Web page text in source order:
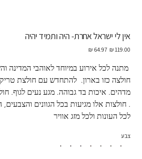
אין לי ישראל אחרת- היה ותמיד יהיה
מחיר
מחיר
‏64.97 ‏₪
מתנה לכל אירוע במיוחד לאוהבי המדינה
חולצה כזו בארון.  להתחדש עם חולצת
. חולצות אלו מגיעות בכל הגוונים
לכל העונות ולכל מזג אוויר
צבע